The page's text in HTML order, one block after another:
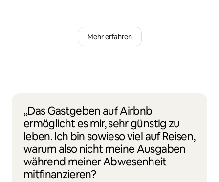
Mehr erfahren
„Das Gastgeben auf Airbnb
ermöglicht es mir, sehr günstig zu
leben. Ich bin sowieso viel auf Reisen,
warum also nicht meine Ausgaben
während meiner Abwesenheit
mitfinanzieren?